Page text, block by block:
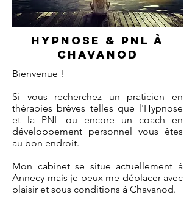
Hypnose & pnl à
chavanod
Bienvenue !
Si vous recherchez un praticien en
thérapies brèves telles que l'Hypnose
et la PNL ou encore un coach en
développement personnel vous êtes
au bon endroit.
Mon cabinet se situe actuellement à
Annecy mais je peux me déplacer avec
plaisir et sous conditions à Chavanod.